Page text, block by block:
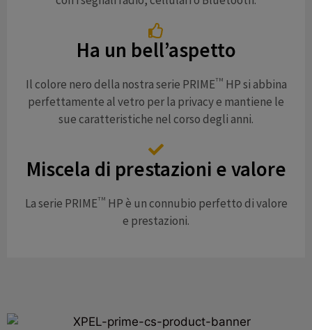
Ha un bell’aspetto
Il colore nero della nostra serie PRIMETM HP si abbina
perfettamente al vetro per la privacy e mantiene le
sue caratteristiche nel corso degli anni.
Miscela di prestazioni e valore
La serie PRIMETM HP è un connubio perfetto di valore
e prestazioni.